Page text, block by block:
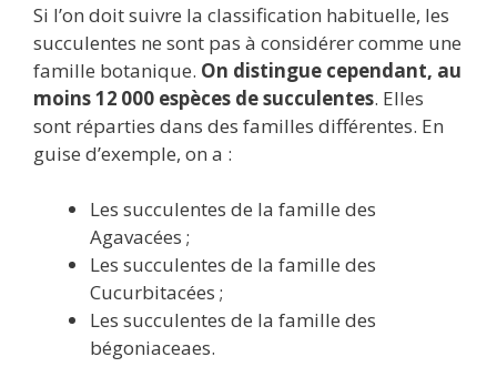
Si l’on doit suivre la classification habituelle, les
succulentes ne sont pas à considérer comme une
famille botanique. On distingue cependant, au
moins 12 000 espèces de succulentes. Elles
sont réparties dans des familles différentes. En
guise d’exemple, on a :
Les succulentes de la famille des
Agavacées ;
Les succulentes de la famille des
Cucurbitacées ;
Les succulentes de la famille des
bégoniaceaes.